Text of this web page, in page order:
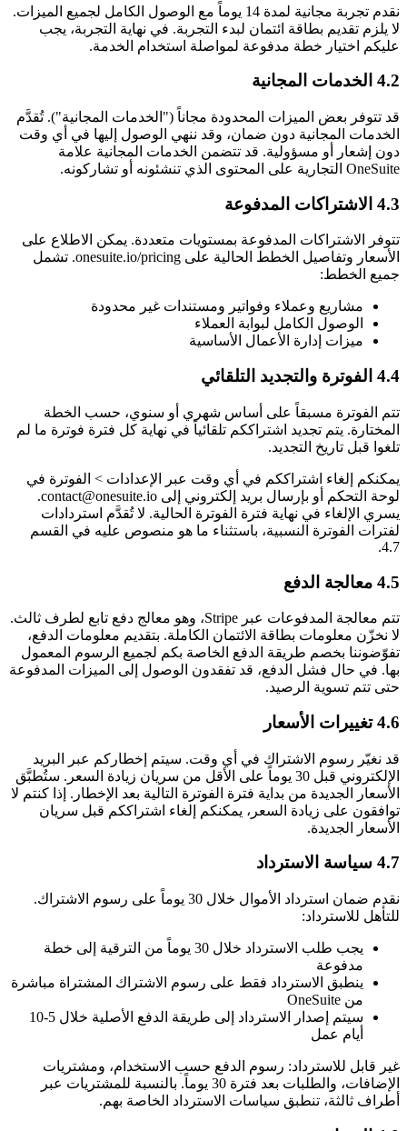
نقدم تجربة مجانية لمدة 14 يوماً مع الوصول الكامل لجميع الميزات.
لا يلزم تقديم بطاقة ائتمان لبدء التجربة. في نهاية التجربة، يجب
عليكم اختيار خطة مدفوعة لمواصلة استخدام الخدمة.
4.2 الخدمات المجانية
قد تتوفر بعض الميزات المحدودة مجاناً ("الخدمات المجانية"). تُقدَّم
الخدمات المجانية دون ضمان، وقد ننهي الوصول إليها في أي وقت
دون إشعار أو مسؤولية. قد تتضمن الخدمات المجانية علامة
OneSuite التجارية على المحتوى الذي تنشئونه أو تشاركونه.
4.3 الاشتراكات المدفوعة
تتوفر الاشتراكات المدفوعة بمستويات متعددة. يمكن الاطلاع على
الأسعار وتفاصيل الخطط الحالية على onesuite.io/pricing. تشمل
جميع الخطط:
مشاريع وعملاء وفواتير ومستندات غير محدودة
الوصول الكامل لبوابة العملاء
ميزات إدارة الأعمال الأساسية
4.4 الفوترة والتجديد التلقائي
تتم الفوترة مسبقاً على أساس شهري أو سنوي، حسب الخطة
المختارة. يتم تجديد اشتراككم تلقائياً في نهاية كل فترة فوترة ما لم
تلغوا قبل تاريخ التجديد.
يمكنكم إلغاء اشتراككم في أي وقت عبر الإعدادات > الفوترة في
لوحة التحكم أو بإرسال بريد إلكتروني إلى contact@onesuite.io
.
يسري الإلغاء في نهاية فترة الفوترة الحالية. لا تُقدَّم استردادات
لفترات الفوترة النسبية، باستثناء ما هو منصوص عليه في القسم
4.7.
4.5 معالجة الدفع
تتم معالجة المدفوعات عبر Stripe، وهو معالج دفع تابع لطرف ثالث.
لا نخزّن معلومات بطاقة الائتمان الكاملة. بتقديم معلومات الدفع،
تفوّضوننا بخصم طريقة الدفع الخاصة بكم لجميع الرسوم المعمول
بها. في حال فشل الدفع، قد تفقدون الوصول إلى الميزات المدفوعة
حتى تتم تسوية الرصيد.
4.6 تغييرات الأسعار
قد نغيّر رسوم الاشتراك في أي وقت. سيتم إخطاركم عبر البريد
الإلكتروني قبل 30 يوماً على الأقل من سريان زيادة السعر. ستُطبَّق
الأسعار الجديدة من بداية فترة الفوترة التالية بعد الإخطار. إذا كنتم لا
توافقون على زيادة السعر، يمكنكم إلغاء اشتراككم قبل سريان
الأسعار الجديدة.
4.7 سياسة الاسترداد
نقدم ضمان استرداد الأموال خلال 30 يوماً على رسوم الاشتراك.
للتأهل للاسترداد:
يجب طلب الاسترداد خلال 30 يوماً من الترقية إلى خطة
مدفوعة
ينطبق الاسترداد فقط على رسوم الاشتراك المشتراة مباشرة
من OneSuite
سيتم إصدار الاسترداد إلى طريقة الدفع الأصلية خلال 5-10
أيام عمل
غير قابل للاسترداد: رسوم الدفع حسب الاستخدام، ومشتريات
الإضافات، والطلبات بعد فترة 30 يوماً. بالنسبة للمشتريات عبر
أطراف ثالثة، تنطبق سياسات الاسترداد الخاصة بهم.